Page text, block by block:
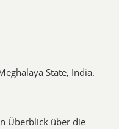
State, India.
Überblick über die